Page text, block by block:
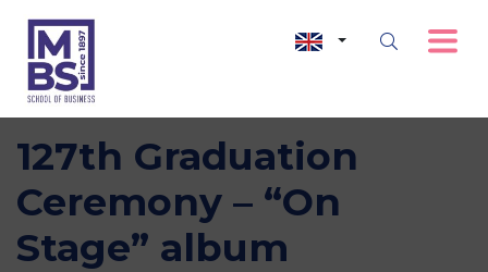
127th Graduation
Ceremony – “On
Stage” album